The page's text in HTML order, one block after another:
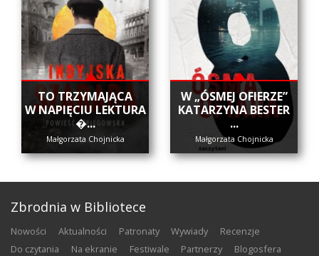
​TO TRZYMAJĄCA
W NAPIĘCIU LEKTURA
�...
Małgorzata Chojnicka
W „ÓSMEJ OFIERZE”
KATARZYNA BESTER
...
Małgorzata Chojnicka
Zbrodnia w Bibliotece
nowości aktualności patronaty wywiady
recenzje
do czytania
na ekranie festiwale partnerzy
blogosfera